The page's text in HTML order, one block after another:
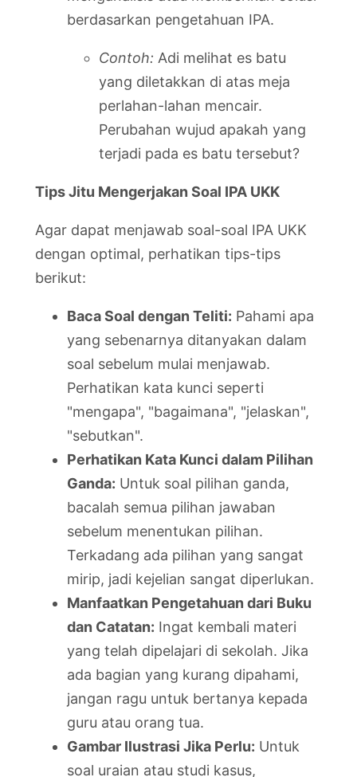
berdasarkan pengetahuan IPA.
Contoh: Adi melihat es batu
yang diletakkan di atas meja
perlahan-lahan mencair.
Perubahan wujud apakah yang
terjadi pada es batu tersebut?
Tips Jitu Mengerjakan Soal IPA UKK
Agar dapat menjawab soal-soal IPA UKK
dengan optimal, perhatikan tips-tips
berikut:
Baca Soal dengan Teliti: Pahami apa
yang sebenarnya ditanyakan dalam
soal sebelum mulai menjawab.
Perhatikan kata kunci seperti
"mengapa", "bagaimana", "jelaskan",
"sebutkan".
Perhatikan Kata Kunci dalam Pilihan
Ganda: Untuk soal pilihan ganda,
bacalah semua pilihan jawaban
sebelum menentukan pilihan.
Terkadang ada pilihan yang sangat
mirip, jadi kejelian sangat diperlukan.
Manfaatkan Pengetahuan dari Buku
dan Catatan: Ingat kembali materi
yang telah dipelajari di sekolah. Jika
ada bagian yang kurang dipahami,
jangan ragu untuk bertanya kepada
guru atau orang tua.
Gambar Ilustrasi Jika Perlu: Untuk
soal uraian atau studi kasus,